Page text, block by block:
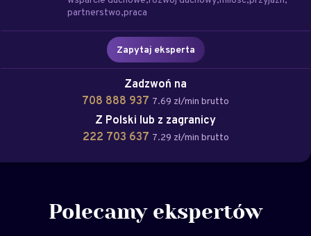
partnerstwo praca
Zapytaj eksperta
Zadzwoń na
708 888 937 7.69 zł/min brutto
Z Polski lub z zagranicy
222 703 637 7.29 zł/min brutto
Polecamy ekspertów